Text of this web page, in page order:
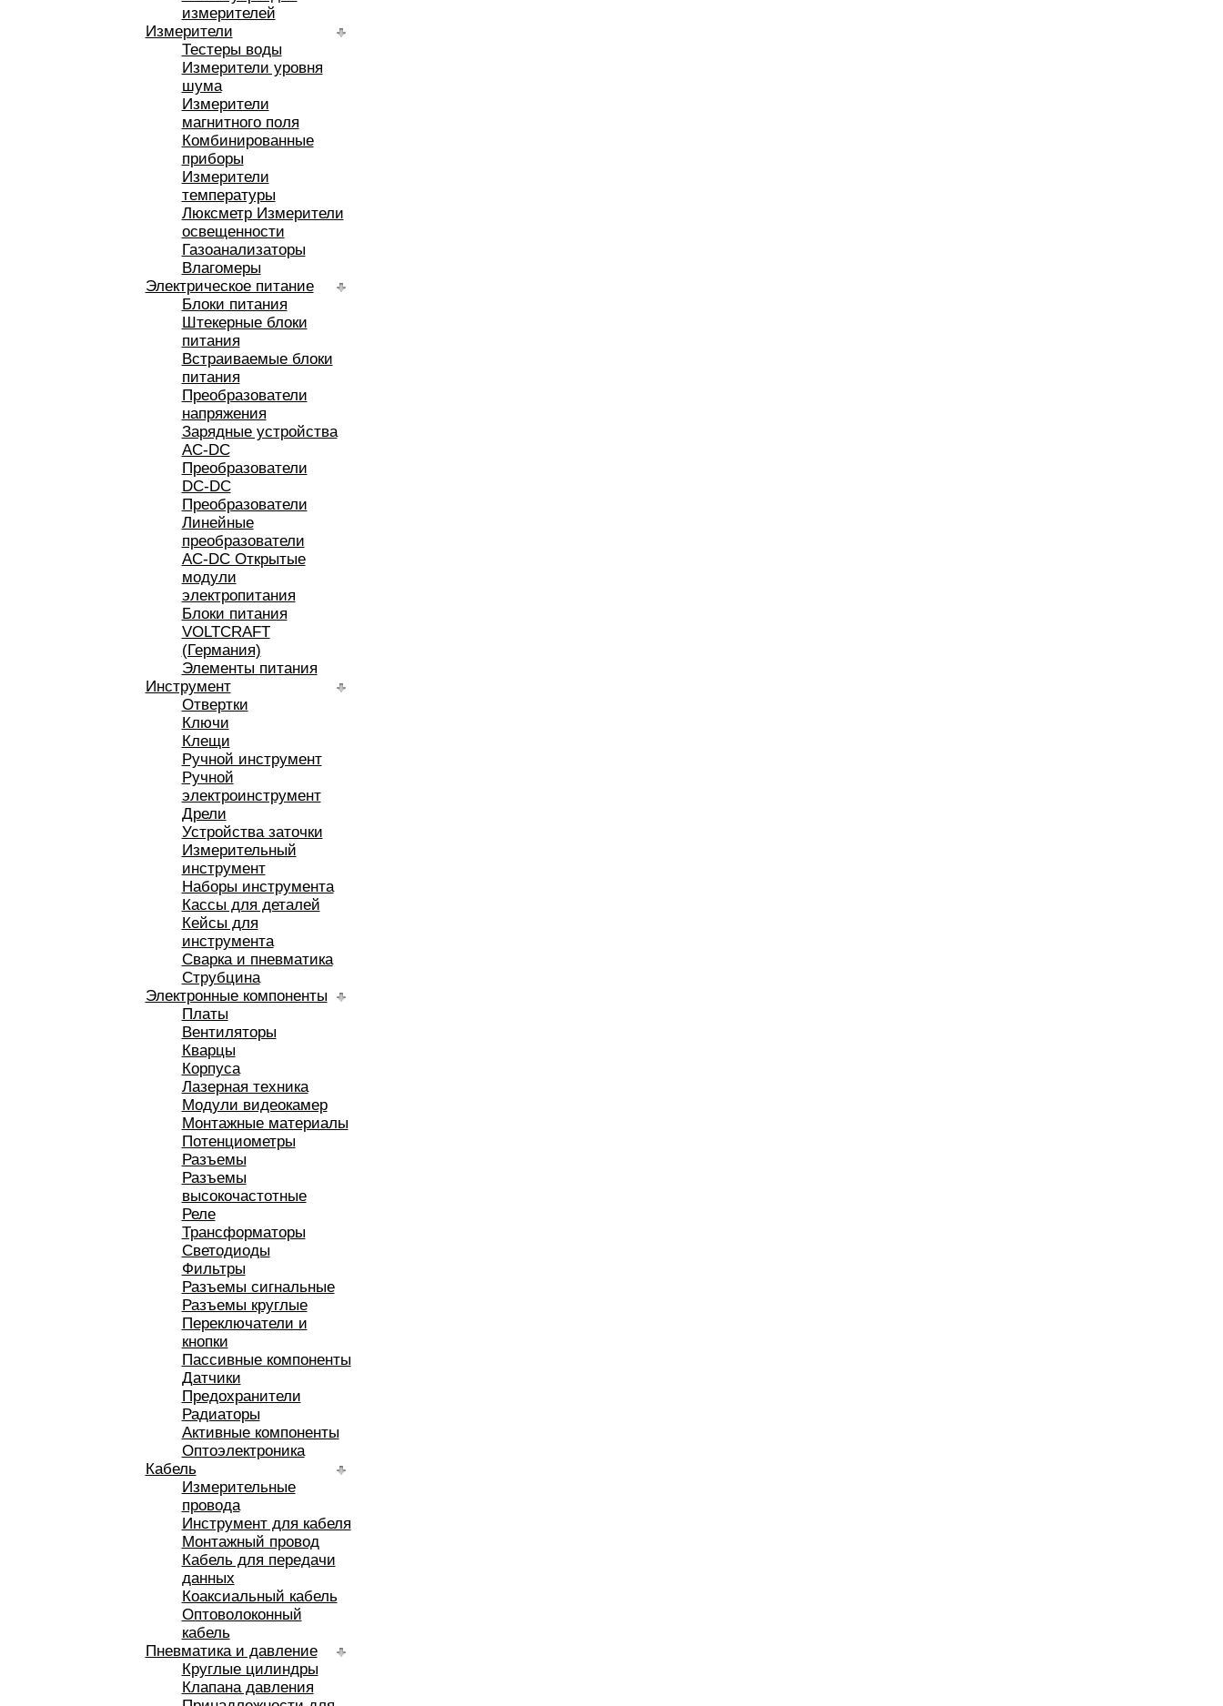
измерителей
Измерители
Тестеры воды
Измерители уровня
шума
Измерители
магнитного поля
Комбинированные
приборы
Измерители
температуры
Люксметр Измерители
освещенности
Газоанализаторы
Влагомеры
Электрическое питание
Блоки питания
Штекерные блоки
питания
Встраиваемые блоки
питания
Преобразователи
напряжения
Зарядные устройства
AC-DC
Преобразователи
DC-DC
Преобразователи
Линейные
преобразователи
AC-DC Открытые
модули
электропитания
Блоки питания
VOLTCRAFT
(Германия)
Элементы питания
Инструмент
Отвертки
Ключи
Клещи
Ручной инструмент
Ручной
электроинструмент
Дрели
Устройства заточки
Измерительный
инструмент
Наборы инструмента
Кассы для деталей
Кейсы для
инструмента
Сварка и пневматика
Струбцина
Электронные компоненты
Платы
Вентиляторы
Кварцы
Корпуса
Лазерная техника
Модули видеокамер
Монтажные материалы
Потенциометры
Разъемы
Разъемы
высокочастотные
Реле
Трансформаторы
Светодиоды
Фильтры
Разъемы сигнальные
Разъемы круглые
Переключатели и
кнопки
Пассивные компоненты
Датчики
Предохранители
Радиаторы
Активные компоненты
Оптоэлектроника
Кабель
Измерительные
провода
Инструмент для кабеля
Монтажный провод
Кабель для передачи
данных
Коаксиальный кабель
Оптоволоконный
кабель
Пневматика и давление
Круглые цилиндры
Клапана давления